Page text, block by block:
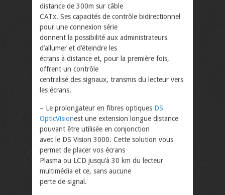
distance de 300m sur câble
CATx. Ses capacités de contrôle bidirectionnel
pour une connexion série
donnent la possibilité aux administrateurs
d’allumer et d’éteindre les
écrans à distance et, pour la première fois,
offrent un contrôle
centralisé des signaux, transmis du lecteur vers
les écrans.
– Le prolongateur en fibres optiques DS
OpticVisionest une extension longue distance
pouvant être utilisée en conjonction
avec le DS Vision 3000. Cette solution vous
permet de placer vos écrans
Plasma ou LCD jusqu’à 30 km du lecteur
multimédia et ce, sans aucune
perte de signal.